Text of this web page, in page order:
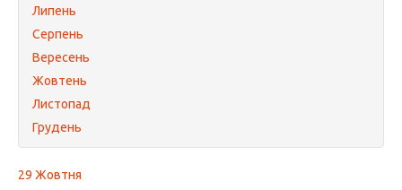
Липень
Серпень
Вересень
Жовтень
Листопад
Грудень
29 Жовтня